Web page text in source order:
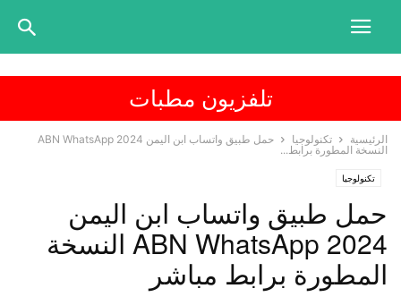
تلفزيون مطبات
الرئيسية تكنولوجيا
حمل طبيق واتساب ابن اليمن ABN WhatsApp 2024
النسخة المطورة برابط...
تكنولوجيا
حمل طبيق واتساب ابن اليمن
ABN WhatsApp 2024 النسخة
المطورة برابط مباشر